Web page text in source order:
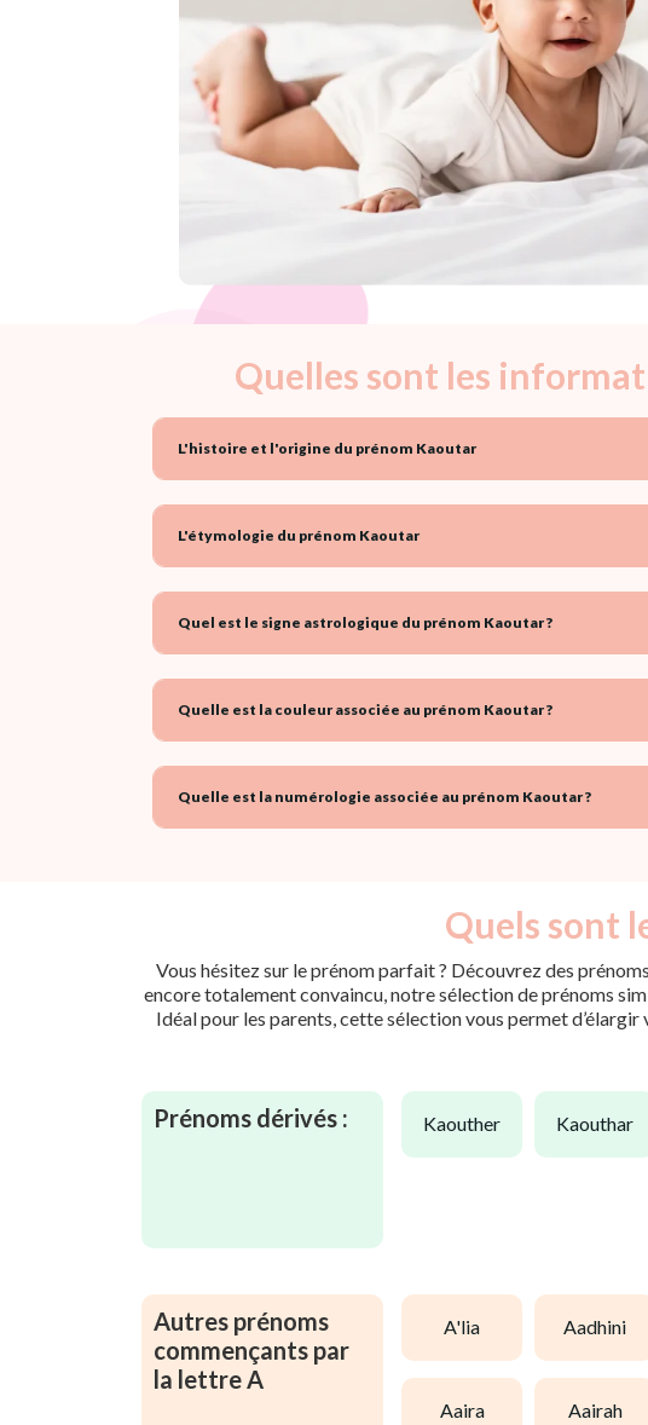
Quelles sont les
L'histoire et l'origine du prénom Kaoutar
L'étymologie du prénom Kaoutar
Quel est le signe astrologique du prénom Kaoutar ?
Quelle est la couleur associée au prénom Kaoutar ?
Quelle est la numérologie associée au prénom Kaoutar ?
Quels sont
Vous hésitez sur le prénom parfait ? Découvrez des
encore totalement convaincu, notre sélection de prénoms
Idéal pour les parents, cette sélection vous permet
Prénoms dérivés : kaouther kaouthar
Autres prénoms
commençants par
la lettre A
a'lia aadhini
aaira aairah